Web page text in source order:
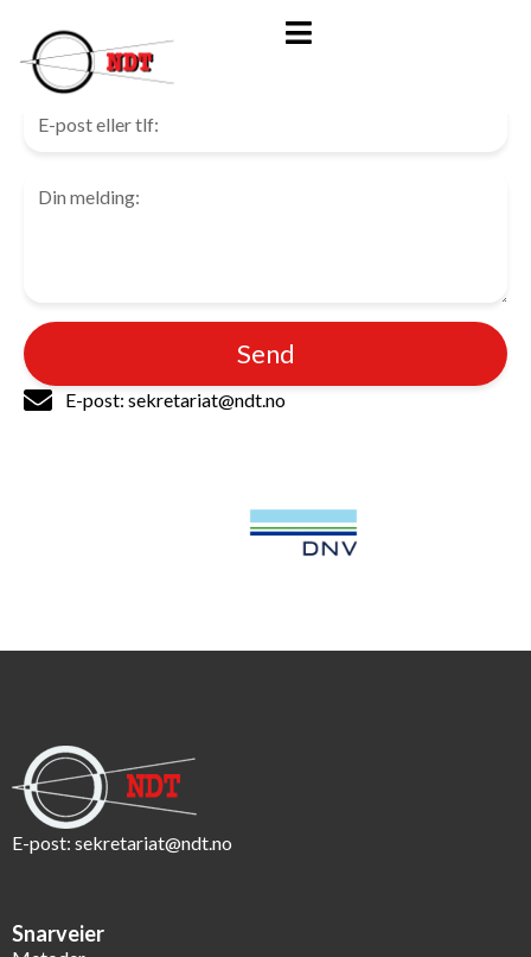
Kontakt oss
Send
E-post: sekretariat@ndt.no
E-post: sekretariat@ndt.no
Snarveier